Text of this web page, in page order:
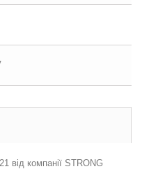
від компанії STRONG